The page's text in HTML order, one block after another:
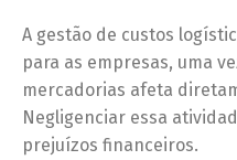
A gestão de custos
para as empresas, uma
mercadorias afeta
Negligenciar essa
prejuízos financeiros.